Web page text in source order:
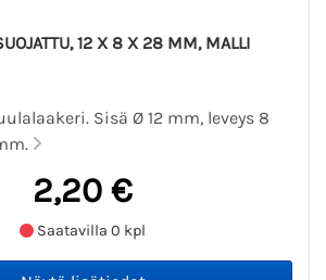
12 X 8 X 28 MM, MALLI
Sisä Ø 12 mm, leveys 8
2,20 €
Saatavilla 0 kpl